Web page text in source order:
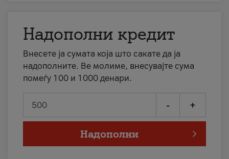
Надополни кредит
Внесете ја сумата која што сакате да ја
надополните. Ве молиме, внесувајте сума
помеѓу 100 и 1000 денари.
- +
Надополни